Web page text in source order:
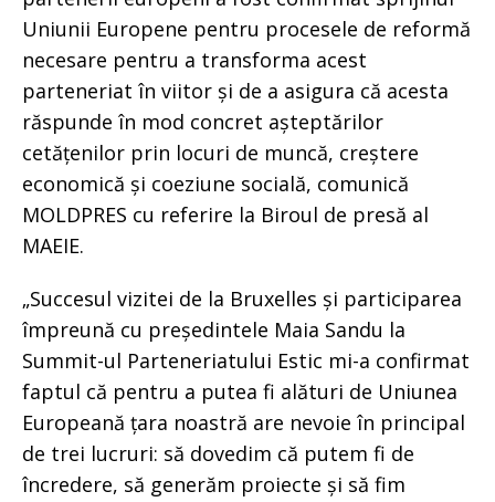
Uniunii Europene pentru procesele de reformă
necesare pentru a transforma acest
parteneriat în viitor și de a asigura că acesta
răspunde în mod concret așteptărilor
cetățenilor prin locuri de muncă, creștere
economică și coeziune socială, comunică
MOLDPRES cu referire la Biroul de presă al
MAEIE.
„Succesul vizitei de la Bruxelles și participarea
împreună cu președintele Maia Sandu la
Summit-ul Parteneriatului Estic mi-a confirmat
faptul că pentru a putea fi alături de Uniunea
Europeană țara noastră are nevoie în principal
de trei lucruri: să dovedim că putem fi de
încredere, să generăm proiecte și să fim